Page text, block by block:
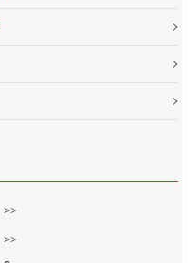
>>
>>